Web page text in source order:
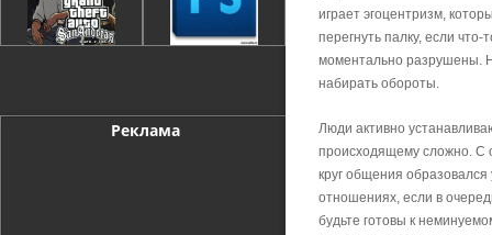
Реклама
играет эгоцентризм,
перегнуть палку, если
моментально разрушены.
набирать обороты.
Люди активно
происходящему сложно. С
круг общения
отношениях, если в
будьте готовы к